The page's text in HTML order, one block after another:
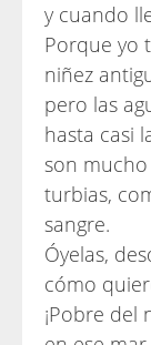
y cuando
Porque yo
niñez
pero las
hasta casi
son
turbias,
sangre.
Óyelas,
cómo
¡Pobre del